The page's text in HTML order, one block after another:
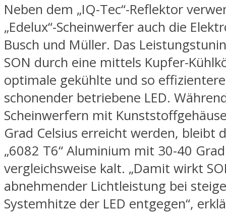
Neben dem „IQ-Tec“-Reflektor
„Edelux“-Scheinwerfer auch die
Busch und Müller. Das
SON durch eine mittels Kupfer-
optimale gekühlte und so
schonender betriebene LED.
Scheinwerfern mit
Grad Celsius erreicht werden, bleibt
„6082 T6“ Aluminium mit 30-40
vergleichsweise kalt. „Damit wirkt
abnehmender Lichtleistung bei
Systemhitze der LED entgegen“,